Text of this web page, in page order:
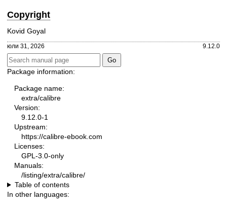
Copyright
Kovid Goyal
юли 31, 2026 9.12.0
Package information:
Package name:
extra/calibre
Version:
9.12.0-1
Upstream:
https://calibre-ebook.com
Licenses:
GPL-3.0-only
Manuals:
/listing/extra/calibre/
Table of contents
In other languages: